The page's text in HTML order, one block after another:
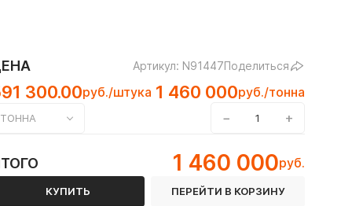
Артикул: N91447Поделиться
300.00руб./штука 1 460 000руб./тонна
ТОННА − +
1 460 000руб.
КУПИТЬ ПЕРЕЙТИ В КОРЗИНУ